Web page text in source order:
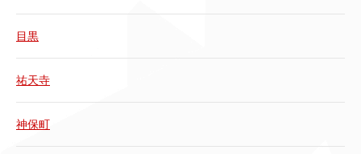
目黒
祐天寺
神保町